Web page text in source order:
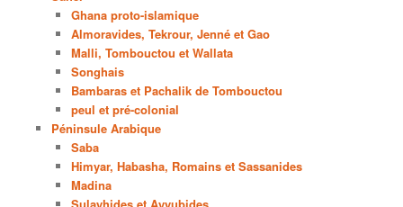
Ghana proto-islamique
Almoravides, Tekrour, Jenné et Gao
Malli, Tombouctou et Wallata
Songhais
Bambaras et Pachalik de Tombouctou
peul et pré-colonial
Péninsule Arabique
Saba
Himyar, Habasha, Romains et Sassanides
Madina